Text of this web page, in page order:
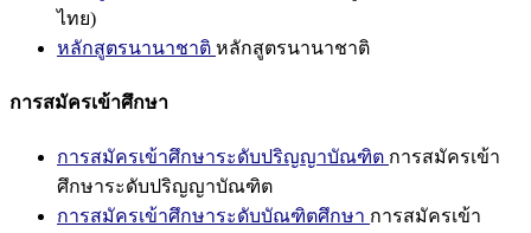
ไทย)
หลักสูตรนานาชาติ หลักสูตรนานาชาติ
การสมัครเข้าศึกษา
การสมัครเข้าศึกษาระดับปริญญาบัณฑิต การสมัครเข้า
ศึกษาระดับปริญญาบัณฑิต
การสมัครเข้าศึกษาระดับบัณฑิตศึกษา การสมัครเข้า